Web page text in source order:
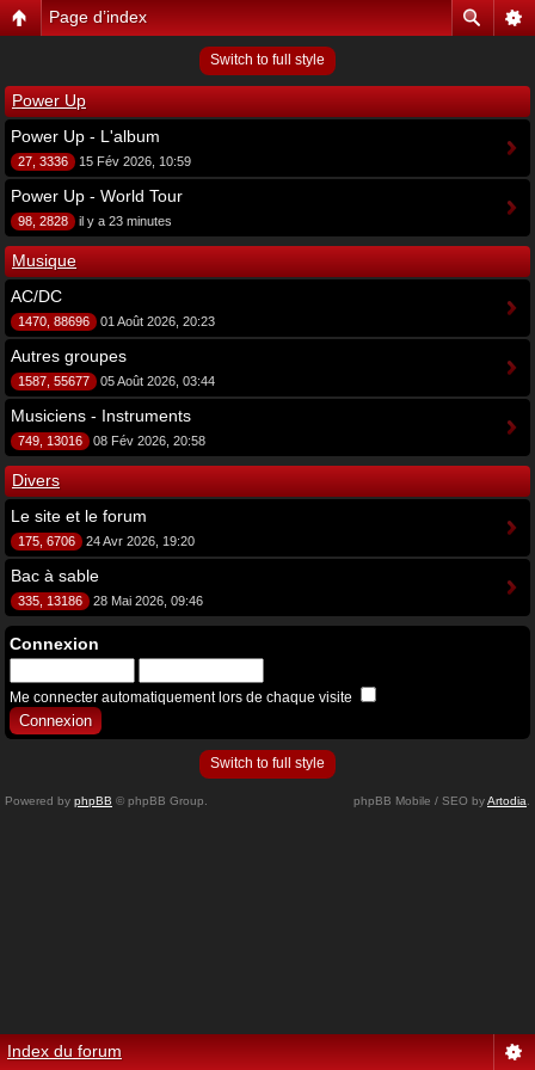
Page d’index
Switch to full style
Power Up
Power Up - L'album
27, 3336 15 Fév 2026, 10:59
Power Up - World Tour
98, 2828 il y a 23 minutes
Musique
AC/DC
1470, 88696 01 Août 2026, 20:23
Autres groupes
1587, 55677 05 Août 2026, 03:44
Musiciens - Instruments
749, 13016 08 Fév 2026, 20:58
Divers
Le site et le forum
175, 6706 24 Avr 2026, 19:20
Bac à sable
335, 13186 28 Mai 2026, 09:46
Connexion
Me connecter automatiquement lors de chaque visite
Switch to full style
Powered by phpBB © phpBB Group. phpBB Mobile / SEO byArtodia
Index du forum